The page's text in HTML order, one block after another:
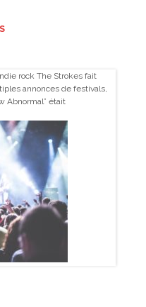
rock The Strokes fait
annonces de festivals,
Abnormal” était